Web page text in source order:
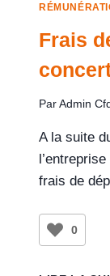
Frais
Par Admin
A la suite
frais de
0